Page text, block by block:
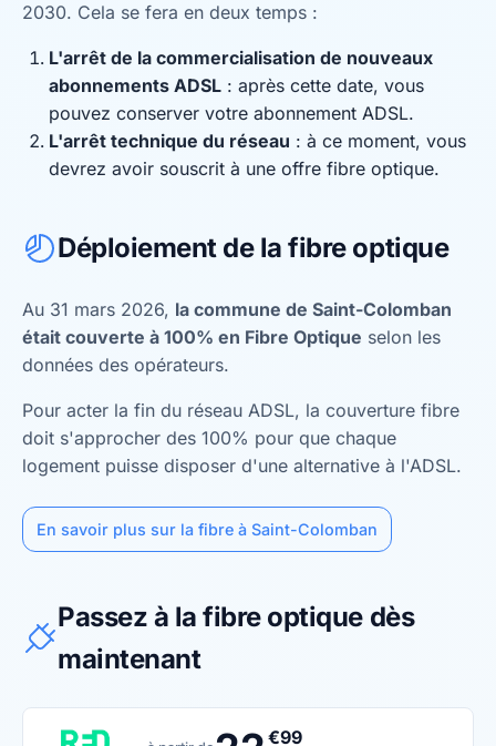
2030. Cela se fera en deux temps :
L'arrêt de la commercialisation de nouveaux
abonnements ADSL : après cette date, vous
pouvez conserver votre abonnement ADSL.
L'arrêt technique du réseau : à ce moment, vous
devrez avoir souscrit à une offre fibre optique.
Déploiement de la fibre optique
Au 31 mars 2026, la commune de Saint-Colomban
était couverte à 100% en Fibre Optique selon les
données des opérateurs.
Pour acter la fin du réseau ADSL, la couverture fibre
doit s'approcher des 100% pour que chaque
logement puisse disposer d'une alternative à l'ADSL.
En savoir plus sur la fibre à Saint-Colomban
Passez à la fibre optique dès
maintenant
€99